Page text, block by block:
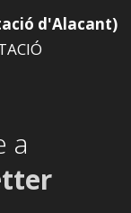
d'Alacant)
a